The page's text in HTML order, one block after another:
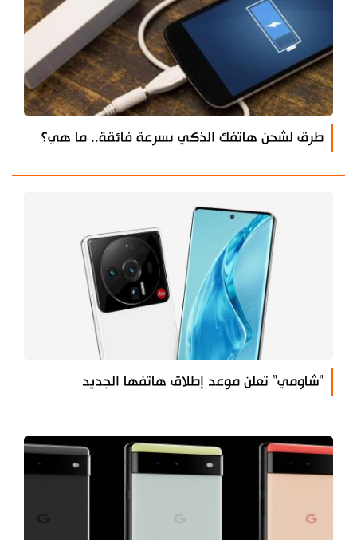
طرق لشحن هاتفك الذكي بسرعة فائقة.. ما هي؟
‏"شاومي" تعلن موعد إطلاق هاتفها الجديد